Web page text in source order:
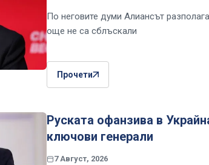
По неговите думи Алиансът
още не са сблъскали
Прочети
Руската офанзива в
ключови генерали
7 Август, 2026